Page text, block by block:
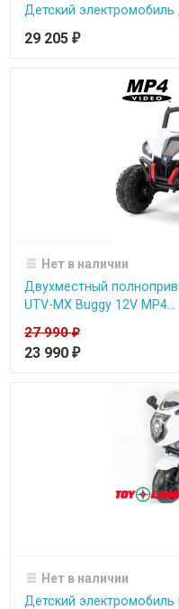
Детский
29 205 ₽
Нет в наличии
Двухместный
UTV-MX Buggy 12V MP4...
27 990₽
23 990 ₽
Нет в наличии
Детский